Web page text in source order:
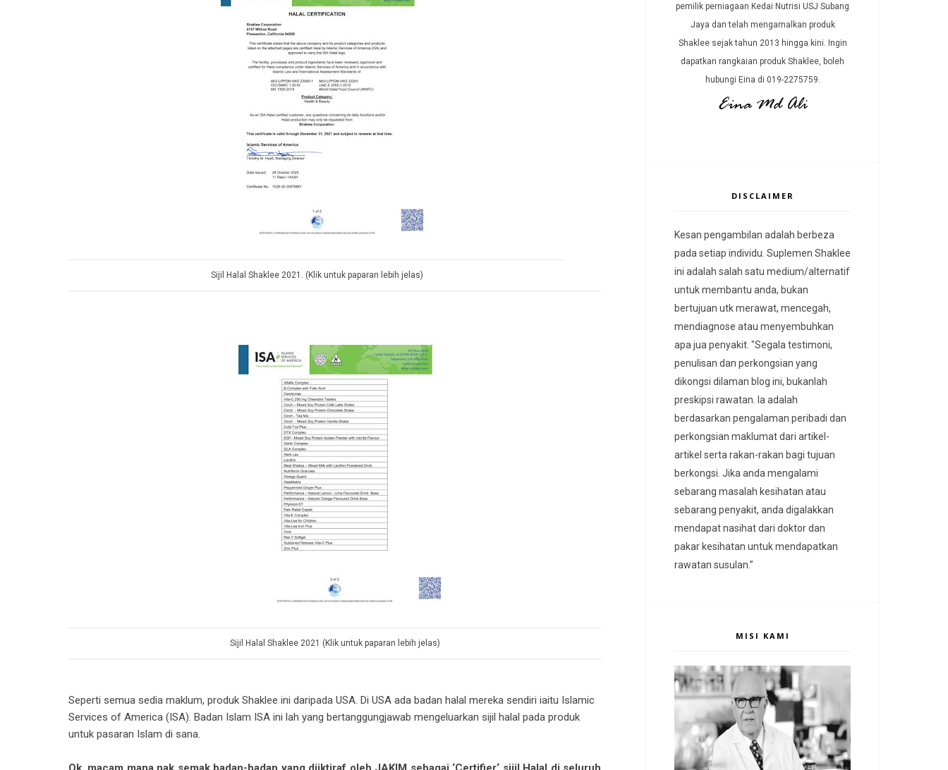
Sijil Halal Shaklee 2021. (Klik untuk paparan lebih jelas)
Sijil Halal Shaklee 2021 (Klik untuk paparan lebih jelas)
Seperti semua sedia maklum, produk Shaklee ini daripada USA. Di USA ada badan halal mereka sendiri iaitu Islamic
Services of America (ISA). Badan Islam ISA ini lah yang bertanggungjawab mengeluarkan sijil halal pada produk
untuk pasaran Islam di sana.
pemilik perniagaan Kedai Nutrisi USJ Subang
Jaya dan telah mengamalkan produk
Shaklee sejak tahun 2013 hingga kini. Ingin
dapatkan rangkaian produk Shaklee, boleh
hubungi Eina di 019-2275759.
DISCLAIMER
Kesan pengambilan adalah berbeza
pada setiap individu. Suplemen Shaklee
ini adalah salah satu medium/alternatif
untuk membantu anda, bukan
bertujuan utk merawat, mencegah,
mendiagnose atau menyembuhkan
apa jua penyakit. "Segala testimoni,
penulisan dan perkongsian yang
dikongsi dilaman blog ini, bukanlah
preskipsi rawatan. Ia adalah
berdasarkan pengalaman peribadi dan
perkongsian maklumat dari artikel-
artikel serta rakan-rakan bagi tujuan
berkongsi. Jika anda mengalami
sebarang masalah kesihatan atau
sebarang penyakit, anda digalakkan
mendapat nasihat dari doktor dan
pakar kesihatan untuk mendapatkan
rawatan susulan.”
MISI KAMI